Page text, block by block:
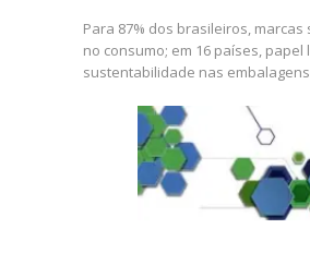
Para 87% dos brasileiros,
no consumo; em 16 países,
sustentabilidade nas embalagens